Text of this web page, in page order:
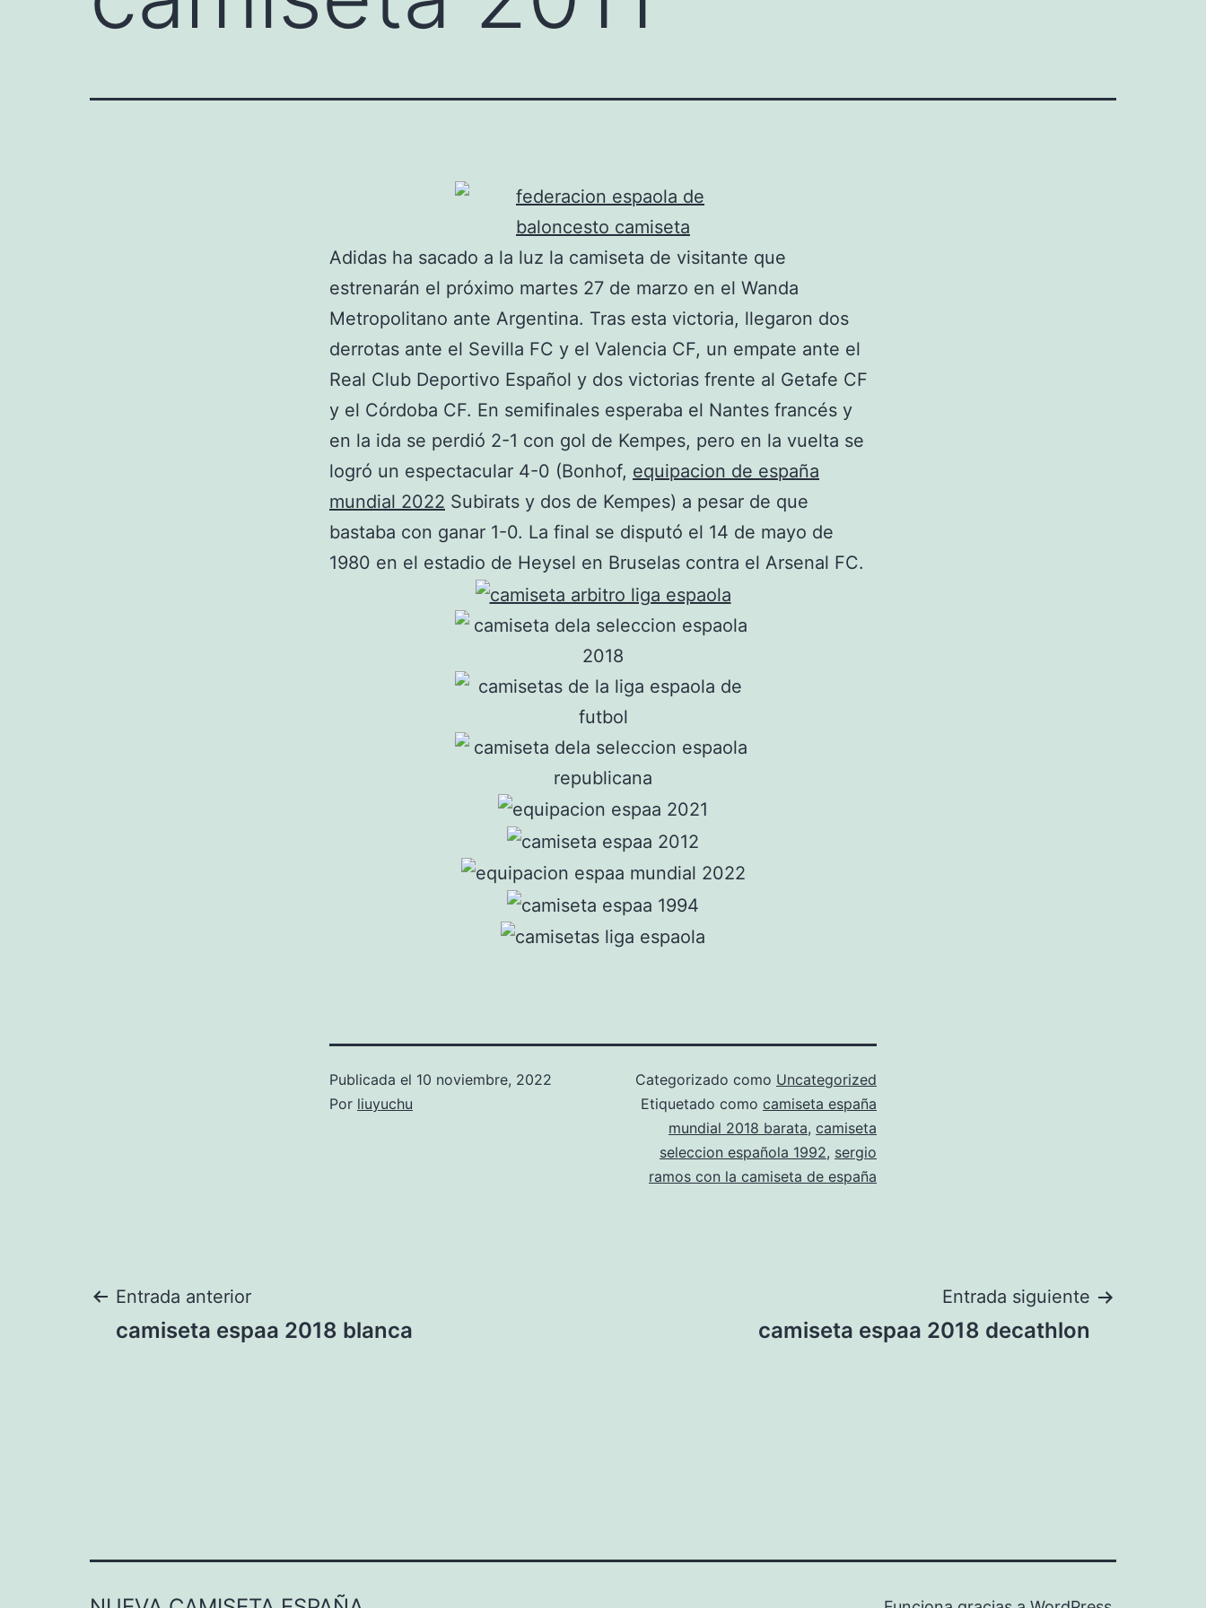
Adidas ha sacado a la luz la camiseta de visitante que
estrenarán el próximo martes 27 de marzo en el Wanda
Metropolitano ante Argentina. Tras esta victoria, llegaron dos
derrotas ante el Sevilla FC y el Valencia CF, un empate ante el
Real Club Deportivo Español y dos victorias frente al Getafe CF
y el Córdoba CF. En semifinales esperaba el Nantes francés y
en la ida se perdió 2-1 con gol de Kempes, pero en la vuelta se
logró un espectacular 4-0 (Bonhof, equipacion de españa
mundial 2022 Subirats y dos de Kempes) a pesar de que
bastaba con ganar 1-0. La final se disputó el 14 de mayo de
1980 en el estadio de Heysel en Bruselas contra el Arsenal FC.
Publicada el 10 noviembre, 2022
Por liuyuchu
Categorizado como Uncategorized
Etiquetado como camiseta españa
mundial 2018 barata, camiseta
seleccion española 1992, sergio
ramos con la camiseta de españa
Navegación
Entrada anterior
camiseta espaa 2018 blanca
Entrada siguiente
camiseta espaa 2018 decathlon